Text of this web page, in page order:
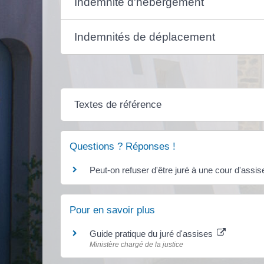
Indemnités de déplacement
Textes de référence
Questions ? Réponses !
Peut-on refuser d'être juré à une cour
Pour en savoir plus
Guide pratique du juré d'assises
Ministère chargé de la justice